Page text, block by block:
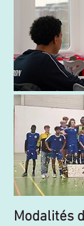
Modalités